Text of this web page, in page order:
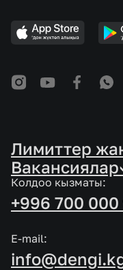
Лимиттер
Вакансиялар
Колдоо кызматы:
+996 700
E-mail: